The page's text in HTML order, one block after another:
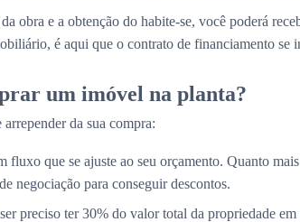
obra e a obtenção do habite-se, você poderá
é aqui que o contrato de financiamento se
um imóvel na planta?
da sua compra:
fluxo que se ajuste ao seu orçamento. Quanto
negociação para conseguir descontos.
preciso ter 30% do valor total da propriedade em